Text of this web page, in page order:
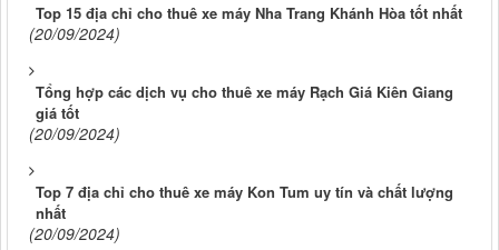
Top 15 địa chỉ cho thuê xe máy Nha Trang Khánh Hòa tốt nhất
(20/09/2024)
Tổng hợp các dịch vụ cho thuê xe máy Rạch Giá Kiên Giang
giá tốt
(20/09/2024)
Top 7 địa chỉ cho thuê xe máy Kon Tum uy tín và chất lượng
nhất
(20/09/2024)